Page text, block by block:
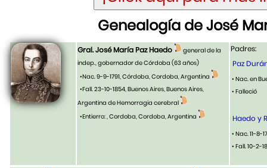
Genealogía de José
Gral. José María Paz Haedo
general de la
indep., gobernador de Córdoba (63 años)
•Nac. 9-9-1791, Córdoba, Cordoba, Argentina
•Fall. 23-10-1854, Buenos Aires, Buenos Aires,
Argentina de Hemorragia cerebral
•Entierro: , Cordoba, Cordoba, Argentina
Padres:
Paz
• Nac. en
• Falleció
Haedo y
• Nac. 11-
• Fall. 10-2-